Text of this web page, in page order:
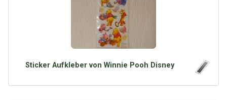
Sticker Aufkleber von Winnie Pooh Disney